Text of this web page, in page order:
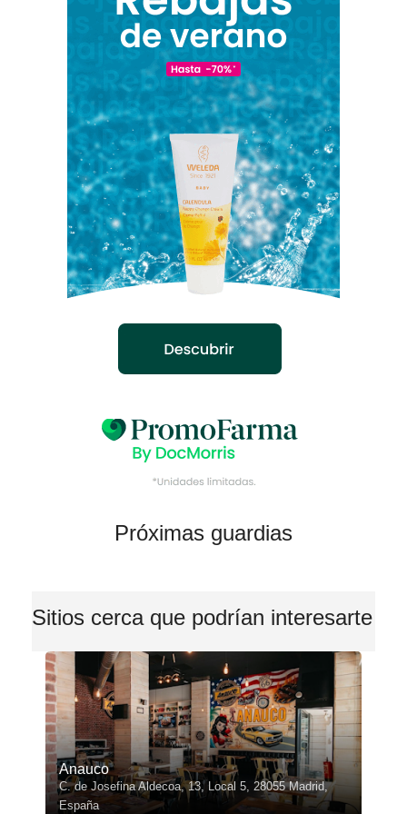
Próximas guardias
Sitios cerca que podrían interesarte
Anauco
C. de Josefina Aldecoa, 13, Local 5, 28055 Madrid,
España